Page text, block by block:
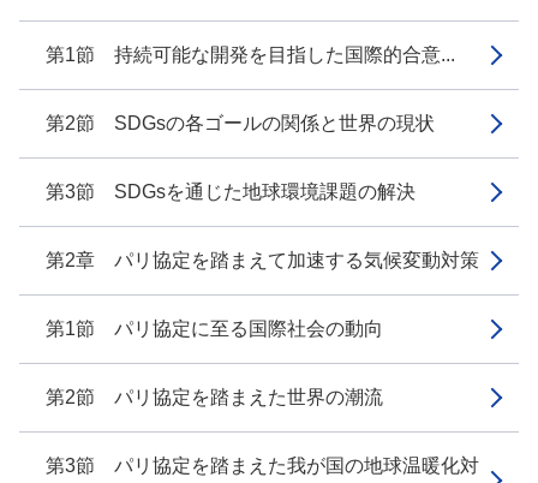
第1節 持続可能な開発を目指した国際的合意...
第2節 SDGsの各ゴールの関係と世界の現状
第3節 SDGsを通じた地球環境課題の解決
第2章 パリ協定を踏まえて加速する気候変動対策
第1節 パリ協定に至る国際社会の動向
第2節 パリ協定を踏まえた世界の潮流
第3節 パリ協定を踏まえた我が国の地球温暖化対